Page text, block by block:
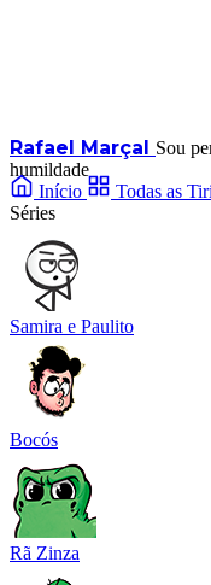
Rafael Marçal Sou
humildade
Início Todas as
Séries
Samira e Paulito
Bocós
Rã Zinza